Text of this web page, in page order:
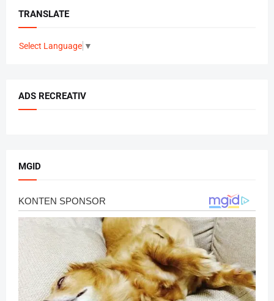
TRANSLATE
Select Language ▼
ADS RECREATIV
MGID